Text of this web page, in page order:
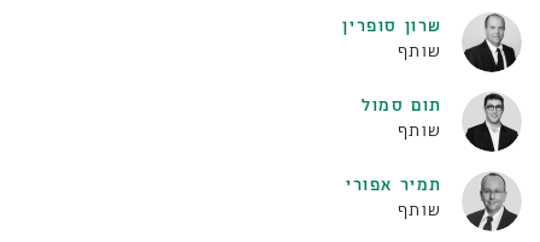
שרון סופרין
שותף
תום סמול
שותף
תמיר אפורי
שותף